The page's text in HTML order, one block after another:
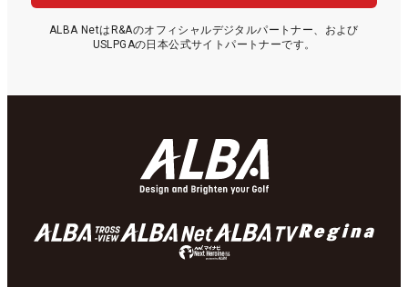
ALBA NetはR&Aのオフィシャルデジタルパートナー、および
USLPGAの日本公式サイトパートナーです。